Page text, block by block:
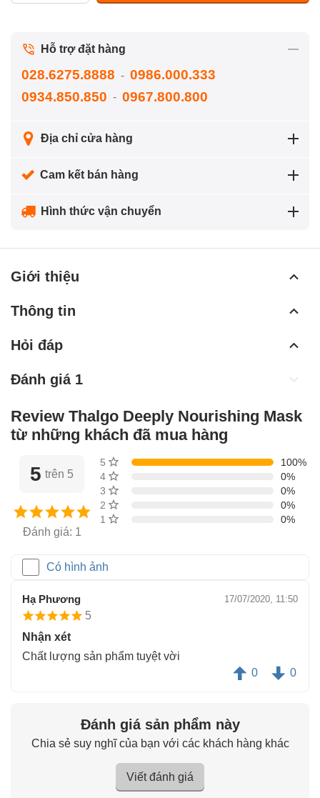
Hỗ trợ đặt hàng
028.6275.8888 - 0986.000.333
0934.850.850 - 0967.800.800
Địa chỉ cửa hàng
Cam kết bán hàng
Hình thức vận chuyển
Giới thiệu
Thông tin
Hỏi đáp
Đánh giá 1
Review Thalgo Deeply Nourishing Mask
từ những khách đã mua hàng
5 trên 5
Đánh giá: 1
5 sao
100%
4 sao
0%
3 sao
0%
2 sao
0%
1 sao
0%
Có hình ảnh
Hạ Phương 17/07/2020, 11:50
5
Nhận xét
Chất lượng sản phẩm tuyệt vời
0
0
Đánh giá sản phẩm này
Chia sẻ suy nghĩ của bạn với các khách hàng khác
Viết đánh giá